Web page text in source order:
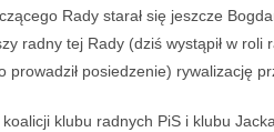
Rady starał się jeszcze
radny tej Rady (dziś wystąpił w
prowadził posiedzenie) rywalizację
klubu radnych PiS i klubu